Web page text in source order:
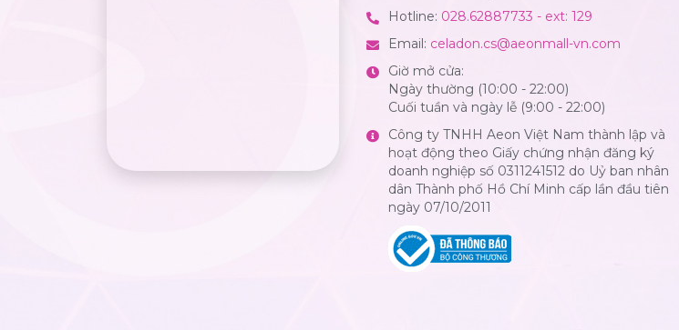
Hotline: 028.62887733 - ext: 129
Email: celadon.cs@aeonmall-vn.com
Giờ mở cửa:
Ngày thường (10:00 - 22:00)
Cuối tuần và ngày lễ (9:00 - 22:00)
Công ty TNHH Aeon Việt Nam thành lập và
hoạt động theo Giấy chứng nhận đăng ký
doanh nghiệp số 0311241512 do Uỷ ban nhân
dân Thành phố Hồ Chí Minh cấp lần đầu tiên
ngày 07/10/2011